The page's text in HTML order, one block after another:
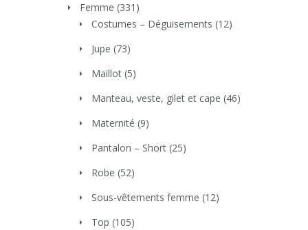
Femme (331)
Costumes – Déguisements (12)
Jupe (73)
Maillot (5)
Manteau, veste, gilet et cape (46)
Maternité (9)
Pantalon – Short (25)
Robe (52)
Sous-vêtements femme (12)
Top (105)